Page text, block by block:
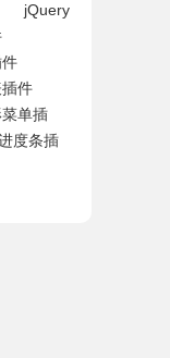
jQuery
件
单插
度条插